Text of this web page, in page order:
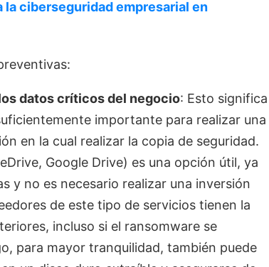
la ciberseguridad empresarial en
datos críticos del negocio: Esto significa
importante para realizar una
en la cual realizar la copia de seguridad.
Google Drive) es una opción útil, ya
y no es necesario realizar una inversión
de este tipo de servicios tienen la
incluso si el ransomware se
para mayor tranquilidad, también puede